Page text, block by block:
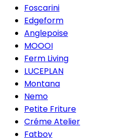
Foscarini
Edgeform
Anglepoise
MOOOI
Ferm Living
LUCEPLAN
Montana
Nemo
Petite Friture
Créme Atelier
Fatboy